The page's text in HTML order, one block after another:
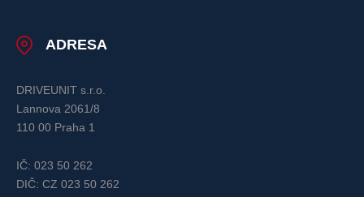
ADRESA
DRIVEUNIT s.r.o.
Lannova 2061/8
110 00 Praha 1
IČ: 023 50 262
DIČ: CZ 023 50 262